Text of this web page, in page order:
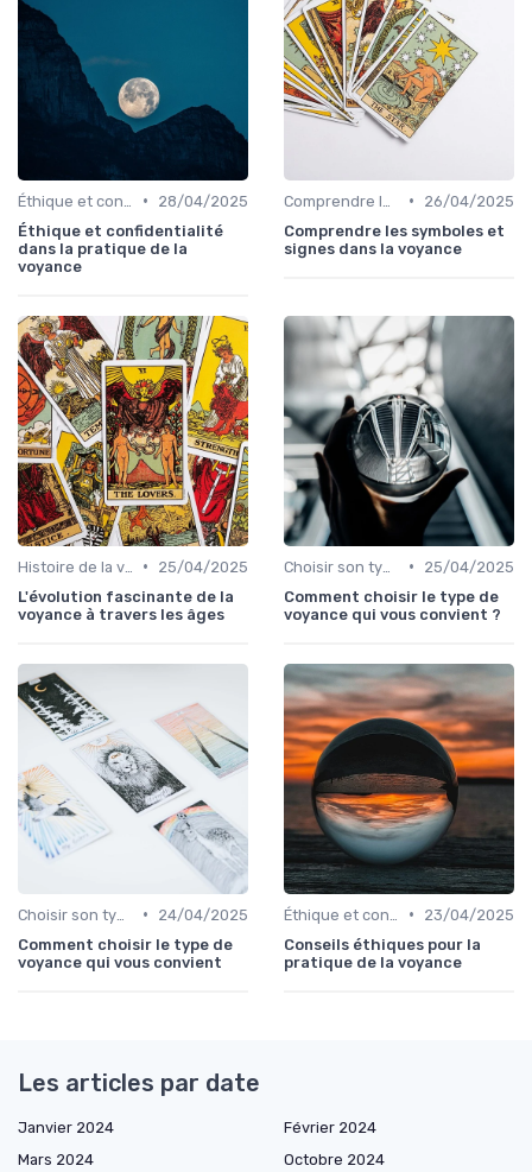
•
28/04/2025
Éthique et confidentialité
dans la pratique de la
voyance
•
26/04/2025
Comprendre les symboles et
signes dans la voyance
•
25/04/2025
L'évolution fascinante de la
voyance à travers les âges
•
25/04/2025
Comment choisir le type de
voyance qui vous convient ?
•
24/04/2025
Comment choisir le type de
voyance qui vous convient
•
23/04/2025
Conseils éthiques pour la
pratique de la voyance
Les articles par date
Janvier 2024
Février 2024
Mars 2024
Octobre 2024